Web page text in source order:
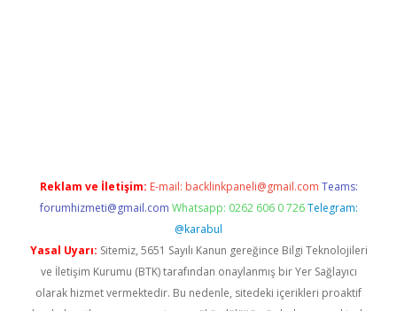
Reklam ve İletişim: E-mail: backlinkpaneli@gmail.com Teams:
forumhizmeti@gmail.com Whatsapp: 0262 606 0 726 Telegram:
@karabul
Yasal Uyarı: Sitemiz, 5651 Sayılı Kanun gereğince Bilgi Teknolojileri
ve İletişim Kurumu (BTK) tarafından onaylanmış bir Yer Sağlayıcı
olarak hizmet vermektedir. Bu nedenle, sitedeki içerikleri proaktif